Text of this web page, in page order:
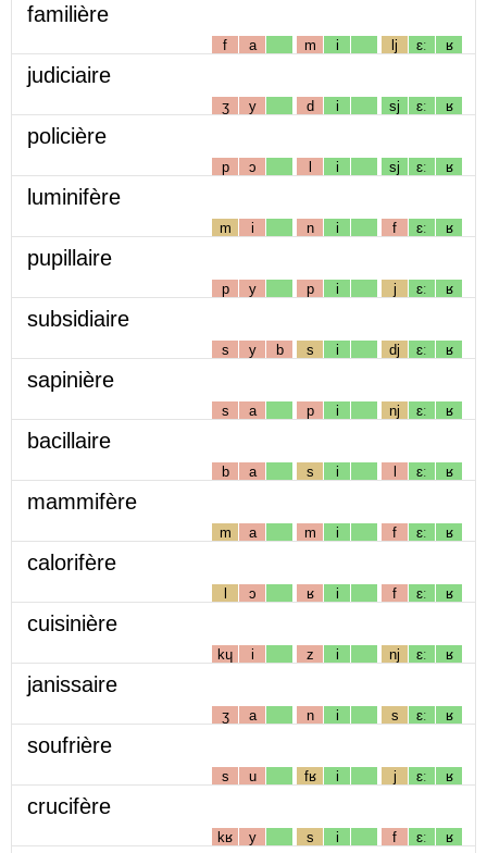
familière
f a m i lj ɛː ʁ
judiciaire
ʒ y d i sj ɛː ʁ
policière
p ɔ l i sj ɛː ʁ
luminifère
m i n i f ɛː ʁ
pupillaire
p y p i j ɛː ʁ
subsidiaire
s y b s i dj ɛː ʁ
sapinière
s a p i nj ɛː ʁ
bacillaire
b a s i l ɛː ʁ
mammifère
m a m i f ɛː ʁ
calorifère
l ɔ ʁ i f ɛː ʁ
cuisinière
kɥ i z i nj ɛː ʁ
janissaire
ʒ a n i s ɛː ʁ
soufrière
s u fʁ i j ɛː ʁ
crucifère
kʁ y s i f ɛː ʁ